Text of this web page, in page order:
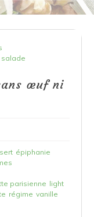
salade
œuf ni
épiphanie
parisienne light
régime vanille
en 2 façons,